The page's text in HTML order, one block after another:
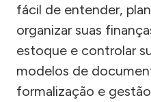
fácil de entender,
organizar suas
estoque e controlar
modelos de
formalização e